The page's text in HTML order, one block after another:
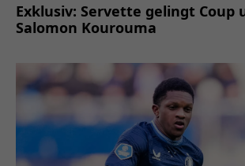
Exklusiv: Servette gelingt Coup
Salomon Kourouma